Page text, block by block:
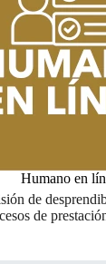
Humano en
de
de